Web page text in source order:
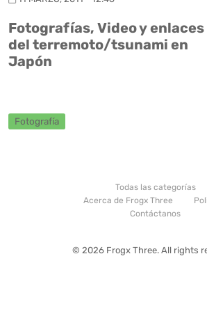
Fotografías, Video y enlaces
del terremoto/tsunami en
Japón
Fotografía
Todas las categorías
Acerca de Frogx Three
Contáctanos
© 2026 Frogx Three. All rights